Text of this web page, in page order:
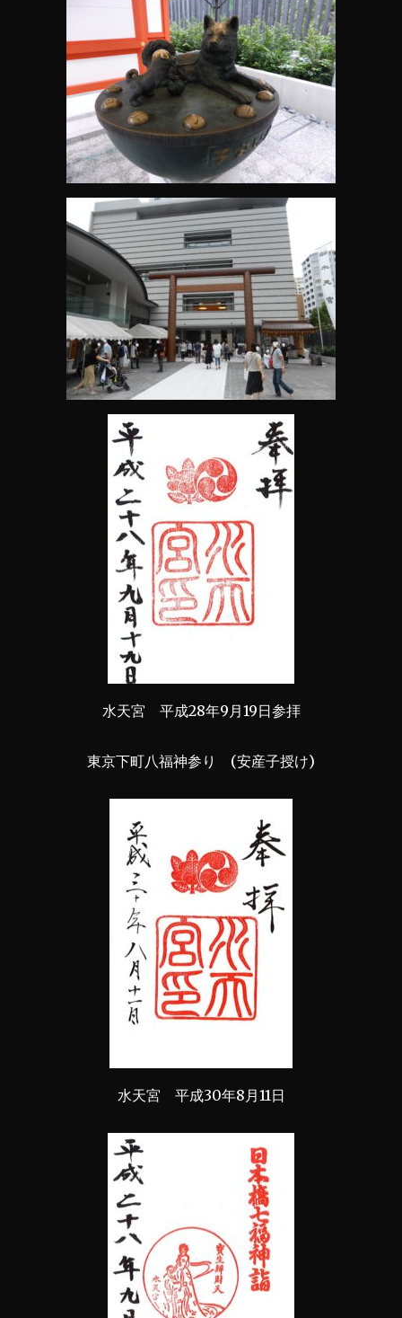
水天宮 平成28年9月19日参拝
東京下町八福神参り (安産子授け)
水天宮 平成30年8月11日